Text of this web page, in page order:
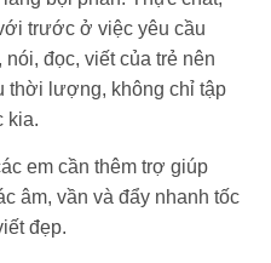
trước ở việc yêu cầu
đọc, viết của trẻ nên
thời lượng, không chỉ tập
kia.
em cần thêm trợ giúp
âm, vần và đẩy nhanh tốc
đẹp.